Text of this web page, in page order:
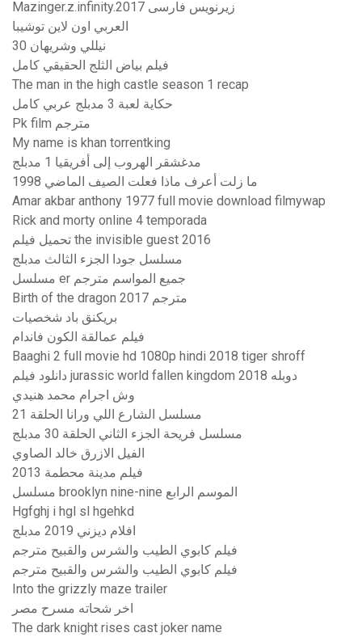
Mazinger.z.infinity.2017 زیرنویس فارسی
العربي اون لاين توشيبا
نيللي وشريهان 30
فيلم بياض الثلج الحقيقي كامل
The man in the high castle season 1 recap
حكاية لعبة 3 مدبلج عربي كامل
Pk film مترجم
My name is khan torrentking
مدغشقر الهروب إلى أفريقيا 1 مدبلج
ما زلت أعرف ماذا فعلت الصيف الماضي 1998
Amar akbar anthony 1977 full movie download filmywap
Rick and morty online 4 temporada
تحميل فيلم the invisible guest 2016
مسلسل جودا الجزء الثالث مدبلج
مسلسل er جميع المواسم مترجم
Birth of the dragon 2017 مترجم
بريكنق باد شخصيات
فيلم عمالقة الكون فاندام
Baaghi 2 full movie hd 1080p hindi 2018 tiger shroff
دانلود فیلم jurassic world fallen kingdom 2018 دوبله
وش اجرام محمد هنيدي
مسلسل الشارع اللي ورانا الحلقة 21
مسلسل فريحة الجزء الثاني الحلقة 30 مدبلج
الفيل الازرق خالد الصاوي
فيلم مدينة محطمة 2013
مسلسل brooklyn nine-nine الموسم الرابع
Hgfghj i hgl sl hgehkd
افلام ديزني 2019 مدبلج
فيلم كابوي الطيب والشرس والقبيح مترجم
فيلم كابوي الطيب والشرس والقبيح مترجم
Into the grizzly maze trailer
اخر شحاته مسرح مصر
The dark knight rises cast joker name